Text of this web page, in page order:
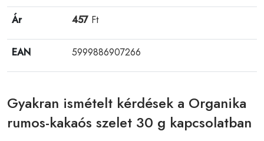
Ár 457 Ft
EAN 5999886907266
Gyakran ismételt kérdések a Organika
rumos-kakaós szelet 30 g kapcsolatban